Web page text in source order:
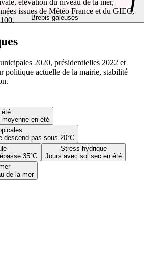
Brebis galeuses
été
moyenne en été
descend pas sous 20°C
35°C
Stress hydrique
Jours avec sol sec en été
de la mer
issues de Météo France et du GIEC,
2020, présidentielles 2022 et
politique actuelle de la mairie, stabilité